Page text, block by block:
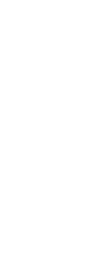
túl gyorsan
tud olyan gyorsan
vagy szülés után is
hogy fiatalabb
a
ez a probléma.
testrészek, ahol
sport,
a mostani pörgős
rátesz egy lapáttal.
eltüntetése. Ezt
szülés után,
erre nincs lehetőség,